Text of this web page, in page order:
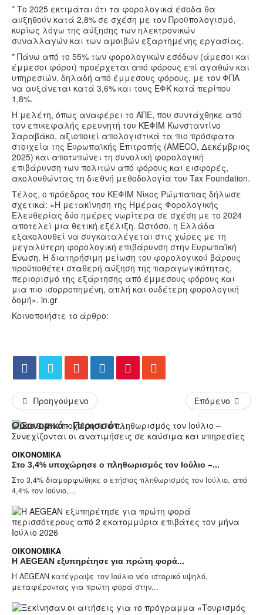
* Το 2025 εκτιμάται ότι τα φορολογικά έσοδα θα
αυξηθούν κατά 2,8% σε σχέση με τον Προϋπολογισμό,
κυρίως λόγω της αύξησης των ηλεκτρονικών
συναλλαγών και των αμοιβών εξαρτημένης εργασίας.
* Πάνω από το 55% των φορολογικών εσόδων (άμεσοι και
έμμεσοι φόροι) προέρχεται από φόρους επί αγαθών και
υπηρεσιών, δηλαδή από έμμεσους φόρους, με τον ΦΠΑ
να αυξάνεται κατά 3,6% και τους ΕΦΚ κατά περίπου
1,8%.
Η μελέτη, όπως αναφέρει το ΑΠΕ, που συντάχθηκε από
τον επικεφαλής ερευνητή του ΚΕΦΙΜ Κωνσταντίνο
Σαραβάκο, αξιοποιεί απολογιστικά τα πιο πρόσφατα
στοιχεία της Ευρωπαϊκής Επιτροπής (AMECO, Δεκέμβριος
2025) και αποτυπώνει τη συνολική φορολογική
επιβάρυνση των πολιτών από φόρους και εισφορές,
ακολουθώντας τη διεθνή μεθοδολογία του Tax Foundation.
Τέλος, ο πρόεδρος του ΚΕΦΙΜ Νίκος Ρώμπαπας δήλωσε
σχετικά: «Η μετακίνηση της Ημέρας Φορολογικής
Ελευθερίας δύο ημέρες νωρίτερα σε σχέση με το 2024
αποτελεί μια θετική εξέλιξη. Ωστόσο, η Ελλάδα
εξακολουθεί να συγκαταλέγεται στις χώρες με τη
μεγαλύτερη φορολογική επιβάρυνση στην Ευρωπαϊκή
Ένωση. Η διατηρήσιμη μείωση του φορολογικού βάρους
προϋποθέτει σταθερή αύξηση της παραγωγικότητας,
περιορισμό της εξάρτησης από έμμεσους φόρους και
μια πιο ισορροπημένη, απλή και ουδέτερη φορολογική
δομή». in.gr
Κοινοποιήστε το άρθρο:
Προηγούμενο Επόμενο
Οικονομικά - Περισσότερα Άρθρα...
ΟΙΚΟΝΟΜΙΚΆ
Στο 3,4% υποχώρησε ο πληθωρισμός τον Ιούλιο –...
Στο 3,4% διαμορφώθηκε ο ετήσιος πληθωρισμός τον Ιούλιο, από
4,4% τον Ιούνιο,...
ΟΙΚΟΝΟΜΙΚΆ
Η AEGEAN εξυπηρέτησε για πρώτη φορά...
Η AEGEAN κατέγραψε τον Ιούλιο νέο ιστορικό υψηλό,
μεταφέροντας για πρώτη φορά στην...